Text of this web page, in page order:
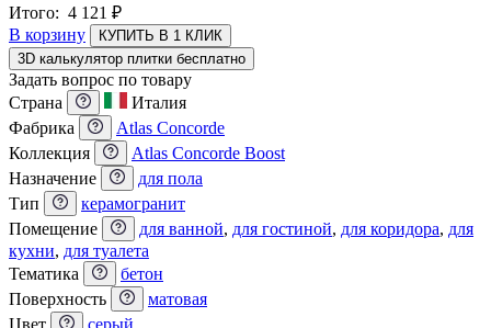
Итого: 4 121 ₽
В корзину
КУПИТЬ В 1 КЛИК
3D калькулятор плитки бесплатно
Задать вопрос по товару
Страна
Италия
Фабрика
Atlas Concorde
Коллекция
Atlas Concorde Boost
Назначение
для пола
Тип
керамогранит
Помещение
для ванной, для гостиной, для коридора, для
кухни, для туалета
Тематика
бетон
Поверхность
матовая
Цвет
серый